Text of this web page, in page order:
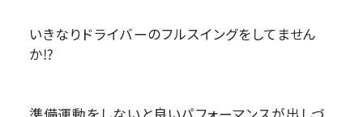
いきなりドライバーのフルスイングをしてません
か⁉️